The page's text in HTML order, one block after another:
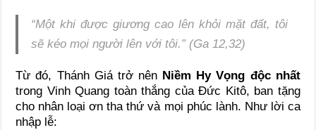
“Một khi được giương cao lên khỏi mặt đất, tôi
sẽ kéo mọi người lên với tôi.” (Ga 12,32)
Từ đó, Thánh Giá trở nên Niềm Hy Vọng độc nhất
trong Vinh Quang toàn thắng của Đức Kitô, ban tặng
cho nhân loại ơn tha thứ và mọi phúc lành. Như lời ca
nhập lễ: